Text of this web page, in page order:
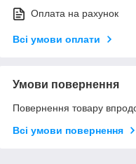
Оплата на рахунок
Всі умови оплати
Умови повернення
Повернення товару
Всі умови повернення